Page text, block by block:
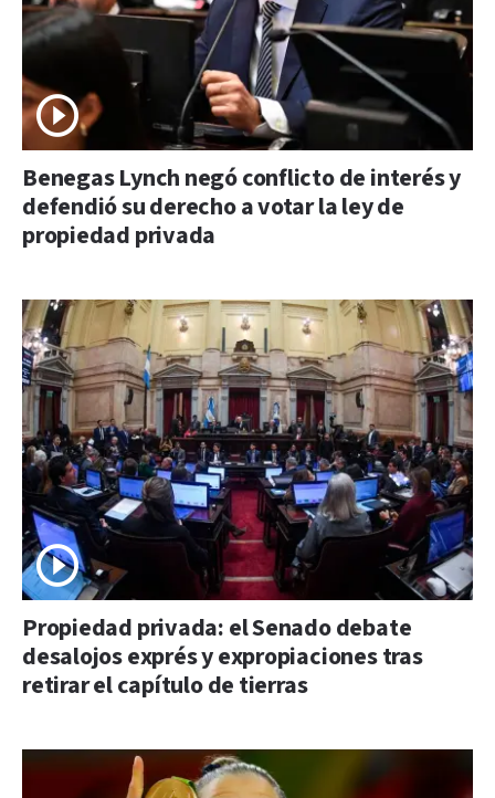
Benegas Lynch negó conflicto de interés y
defendió su derecho a votar la ley de
propiedad privada
Propiedad privada: el Senado debate
desalojos exprés y expropiaciones tras
retirar el capítulo de tierras